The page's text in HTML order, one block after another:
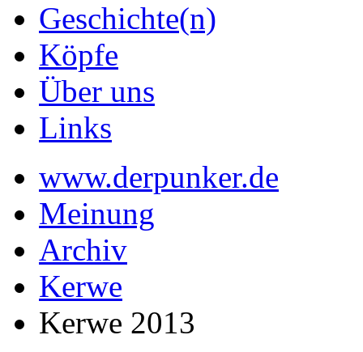
Geschichte(n)
Köpfe
Über uns
Links
www.derpunker.de
Meinung
Archiv
Kerwe
Kerwe 2013